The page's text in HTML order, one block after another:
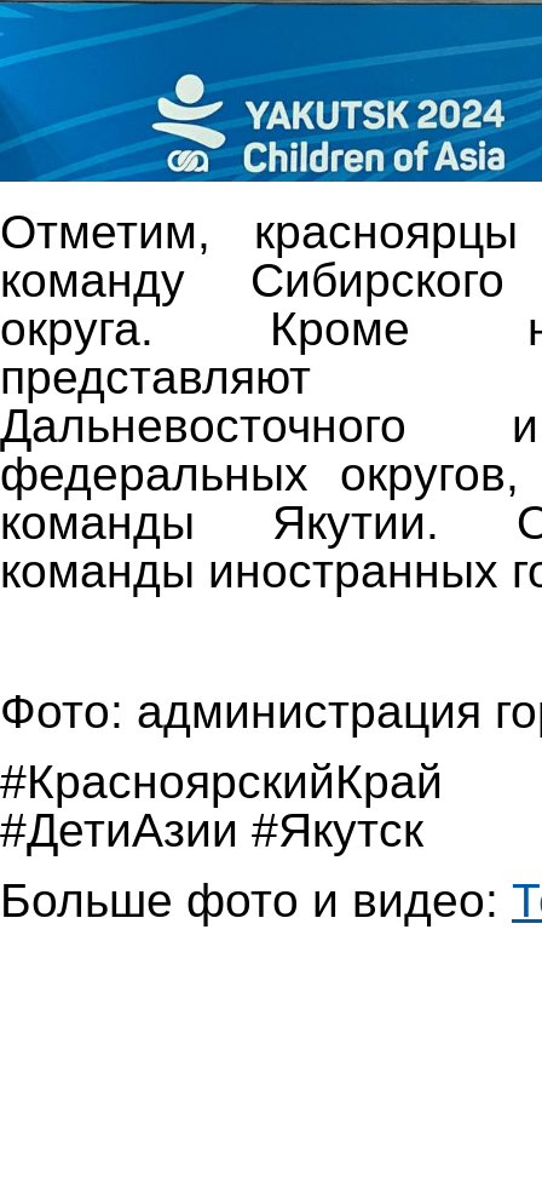
Отметим,
команду Сибирского
округа. Кроме
Дальневосточного
федеральных
команды Якутии.
команды иностранных
Фото: администрация
#ДетиАзии #Якутск
Больше фото и видео: